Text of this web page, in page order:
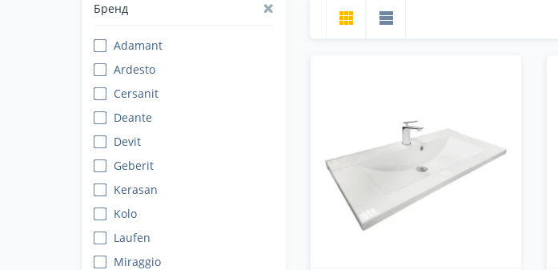
Бренд
Adamant
Ardesto
Cersanit
Deante
Devit
Geberit
Kerasan
Kolo
Laufen
Miraggio